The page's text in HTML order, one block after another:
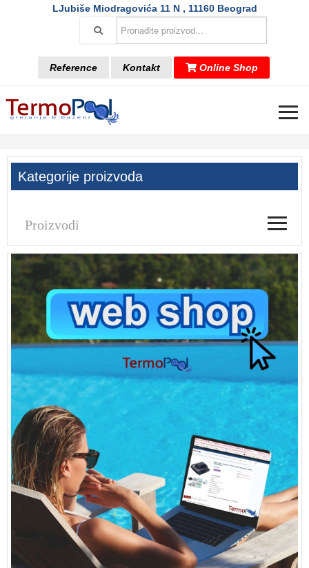
LJubiše Miodragovića 11 N , 11160 Beograd
Reference Kontakt Online Shop
≡
Kategorije proizvoda
Proizvodi ≡